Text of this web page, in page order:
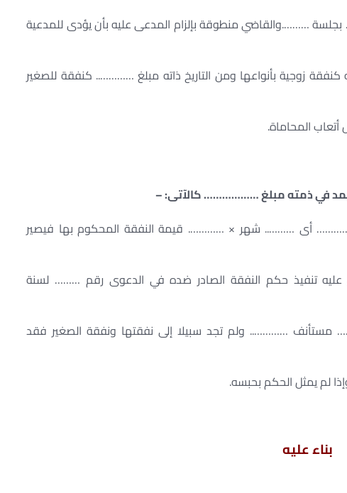
……….والقاضي منطوقة بإلزام المدعى عليه بأن يؤدى للمدعية
زوجية بأنواعها ومن التاريخ ذاته مبلغ ………….. كنفقة للصغير
المحاماة.
في ذمته مبلغ ……………… كالآتى: –
أى ……….. شهر × …………. قيمة النفقة المحكوم بها فيصير
عليه تنفيذ حكم النفقة الصادر ضده في الدعوى رقم ……… لسنة
………….. ولم تجد سبيلا إلى نفقتها ونفقة الصغير فقد
لم يمثل الحكم بحبسه.
بناء عليه